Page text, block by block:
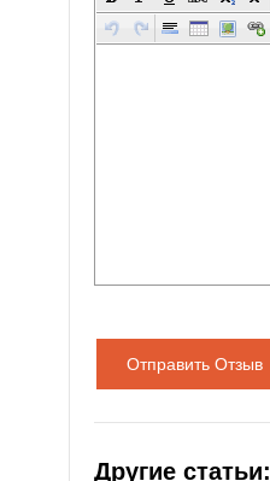
Отправить Отзыв
Другие статьи: